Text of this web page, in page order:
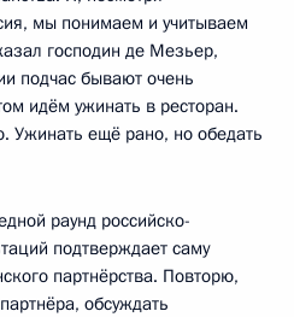
мы понимаем и учитываем
господин де Мезьер,
подчас бывают очень
идём ужинать в ресторан.
Ужинать ещё рано, но обедать
раунд российско-
подтверждает саму
партнёрства. Повторю,
обсуждать